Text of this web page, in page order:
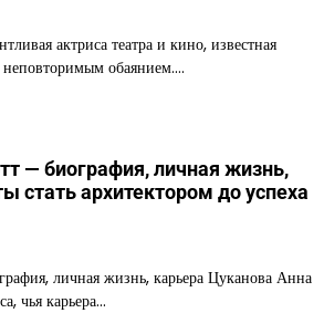
актриса театра и кино, известная
обаянием.…
— биография, личная жизнь,
стать архитектором до успеха
личная жизнь, карьера Цуканова Анна
чья карьера…